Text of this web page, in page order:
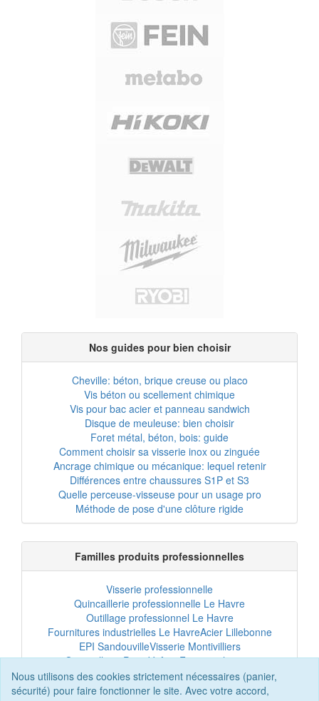
Nous utilisons des cookies strictement nécessaires (panier,
sécurité) pour faire fonctionner le site. Avec votre accord,
Nos guides pour bien choisir
Cheville: béton, brique creuse ou placo
Vis béton ou scellement chimique
Vis pour bac acier et panneau sandwich
Disque de meuleuse: bien choisir
Foret métal, béton, bois: guide
Comment choisir sa visserie inox ou zinguée
Ancrage chimique ou mécanique: lequel retenir
Différences entre chaussures S1P et S3
Quelle perceuse-visseuse pour un usage pro
Méthode de pose d'une clôture rigide
Familles produits professionnelles
Visserie professionnelle
Quincaillerie professionnelle Le Havre
Outillage professionnel Le Havre
Fournitures industrielles Le HavreAcier Lillebonne
EPI SandouvilleVisserie Montivilliers
Quincaillerie Port-JérômeFixation chantier
EPI professionnelOutillage maintenance
Acier professionnelTôles et bardage